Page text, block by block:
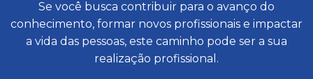
Se você busca contribuir para o avanço do
conhecimento, formar novos profissionais e impactar
a vida das pessoas, este caminho pode ser a sua
realização profissional.